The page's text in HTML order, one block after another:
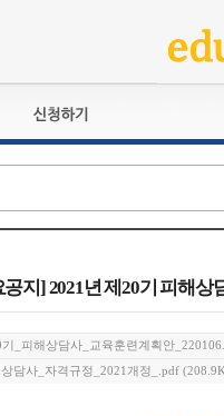
교육훈련
자격복원
지] 2021년 제20기 피해상
기_피해상담사_교육훈련계획안
상담사_자격규정_2021개정_.pdf